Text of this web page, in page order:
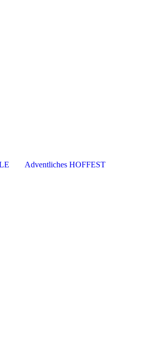
Adventliches HOFFEST